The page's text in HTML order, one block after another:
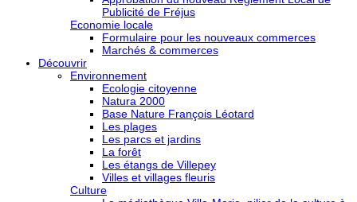
Publicité de Fréjus
Economie locale
Formulaire pour les nouveaux commerces
Marchés & commerces
Découvrir
Environnement
Ecologie citoyenne
Natura 2000
Base Nature François Léotard
Les plages
Les parcs et jardins
La forêt
Les étangs de Villepey
Villes et villages fleuris
Culture